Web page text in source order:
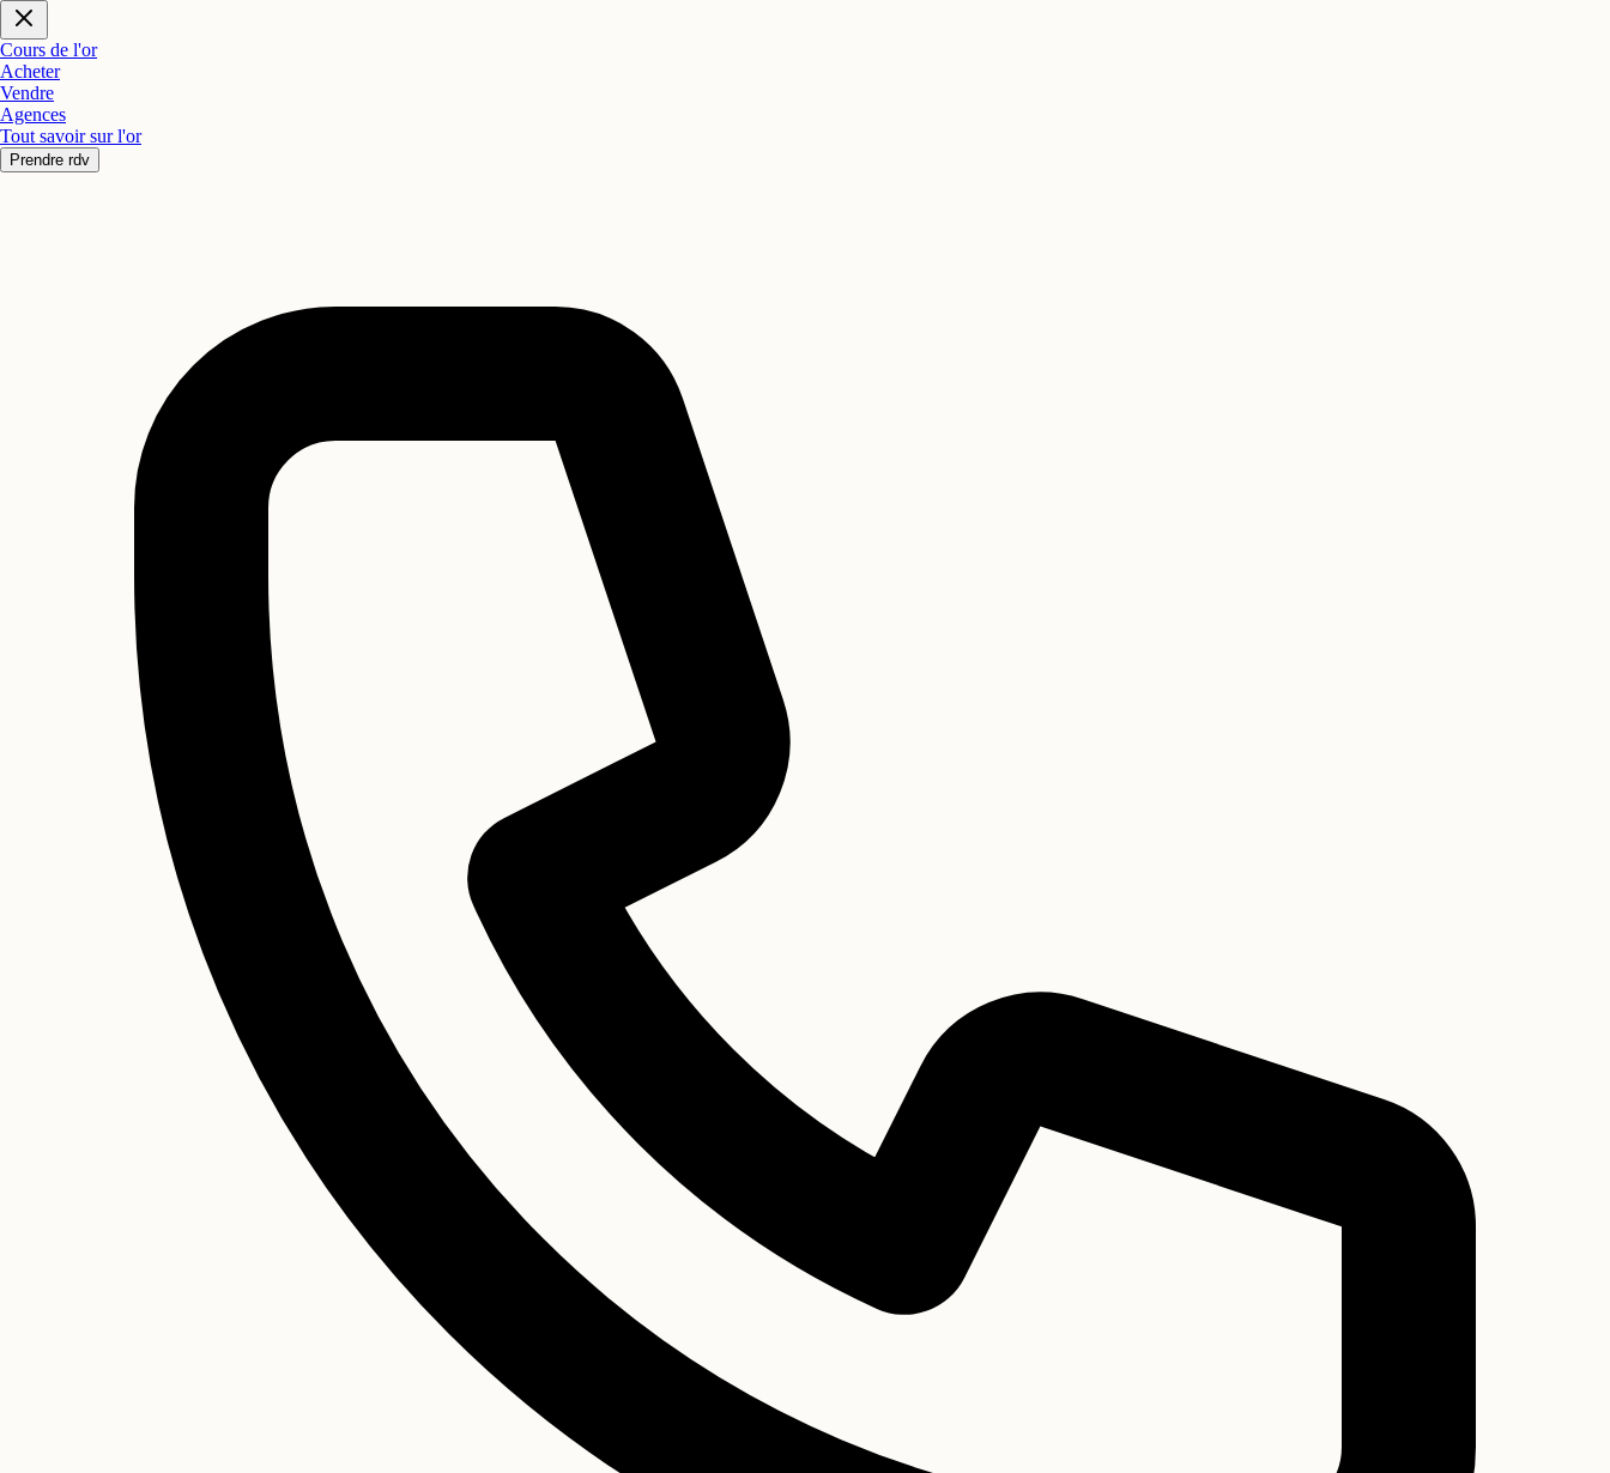
Cours de l'or
Acheter
Vendre
Agences
Tout savoir sur l'or
Prendre rdv